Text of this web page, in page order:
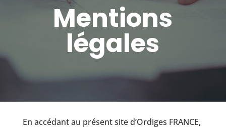
Mentions
légales
En accédant au présent site d’Ordiges FRANCE,